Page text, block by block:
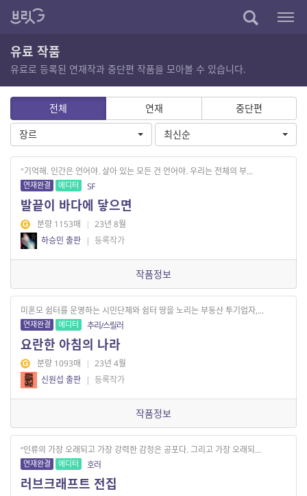
유료 작품
유료로 등록된 연재작과 중단편 작품을 모아볼 수 있습니다.
전체 연재
중단편
장르
최신순
"기억해. 인간은 언어야. 살아 있는 모든 건 언어야. 우리는 전체의 부...
연재완결 에디터 SF
발끝이 바다에 닿으면
분량 1153매 | 23년 8월
하승민 출판 | 등록작가
작품정보
미혼모 쉼터를 운영하는 시민단체와 쉼터 땅을 노리는 부동산 투기업자,...
연재완결 에디터 추리/스릴러
요란한 아침의 나라
분량 1093매 | 23년 4월
신원섭 출판 | 등록작가
작품정보
“인류의 가장 오래되고 가장 강력한 감정은 공포다. 그리고 가장 오래되...
연재완결 에디터 호러
러브크래프트 전집